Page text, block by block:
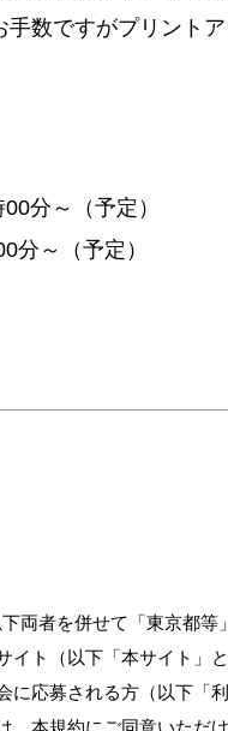
数ですがプリント
分～（予定）
分～（予定）
両者を併せて「東京都等
ト（以下「本サイト」
応募される方（以下「